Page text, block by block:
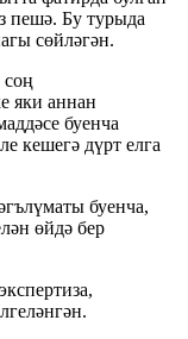
пешә. Бу турыда
сөйләгән.
яки аннан
буенча
кешегә дүрт елга
буенча,
өйдә бер